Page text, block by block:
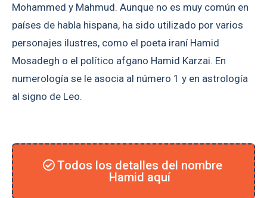
Mohammed y Mahmud. Aunque no es muy común en
países de habla hispana, ha sido utilizado por varios
personajes ilustres, como el poeta iraní Hamid
Mosadegh o el político afgano Hamid Karzai. En
numerología se le asocia al número 1 y en astrología
al signo de Leo.
Todos los detalles del nombre
Hamid aquí